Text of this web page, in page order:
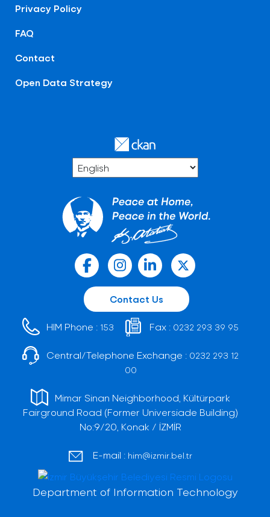
Privacy Policy
FAQ
Contact
Open Data Strategy
Contact Us
HIM Phone : 153 Fax : 0232 293 39 95
Central/Telephone Exchange : 0232 293 12
00
Mimar Sinan Neighborhood, Kültürpark
Fairground Road (Former Universiade Building)
No:9/20, Konak / İZMİR
E-mail : him@izmir.bel.tr
Department of Information Technology